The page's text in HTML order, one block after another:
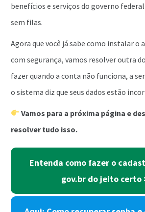
benefícios e serviços do governo
sem filas.
Agora que você já sabe como instalar o
com segurança, vamos resolver outra
fazer quando a conta não funciona, a
o sistema diz que seus dados estão
Vamos para a próxima página e
resolver tudo isso.
Entenda como fazer o
gov.br do jeito certo